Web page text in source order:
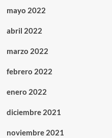
mayo 2022
abril 2022
marzo 2022
febrero 2022
enero 2022
diciembre 2021
noviembre 2021